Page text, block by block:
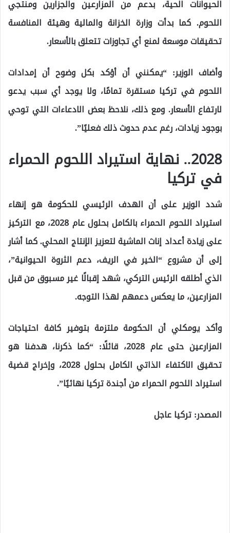
الحيوانات الحية، بدعم من المزارعين والجزارين ومنتجي
اللحوم. كما بدأت وزارة الخزانة والمالية وهيئة المنافسة
تحقيقات موسعة لمنع أي تجاوزات تتعلق بالأسعار.
وأضاف الوزير: “يمكنني أن أؤكد بكل وضوح أن إمدادات
اللحوم في تركيا مستقرة تمامًا، ولا يوجد أي سبب يدعو
لارتفاع الأسعار. ومع ذلك، نلاحظ بعض الادعاءات التي توحي
بوجود زيادات، رغم عدم حدوث ذلك فعليًا”.
2028.. نهاية استيراد اللحوم الحمراء
في تركيا
شدد الوزير على أن الهدف الرئيسي للحكومة هو إنهاء
استيراد اللحوم الحمراء بالكامل بحلول عام 2028، مع التركيز
على زيادة أعداد إناث الماشية لتعزيز الإنتاج المحلي. كما أشار
إلى أن مشروع “الخير في الريف، دعم الثروة الحيوانية”،
الذي أطلقه الرئيس التركي، شهد إقبالًا غير مسبوق من قبل
المزارعين، ما يعكس دعمهم لهذا التوجه.
وأكد يومكلي أن الحكومة ملتزمة بتوفير كافة احتياجات
المزارعين حتى عام 2028، قائلًا: “كما ذكرنا، هدفنا هو
تحقيق الاكتفاء الذاتي الكامل بحلول 2028، وإخراج قضية
استيراد اللحوم الحمراء من أجندة تركيا نهائيًا”.
المصدر: تركيا عاجل